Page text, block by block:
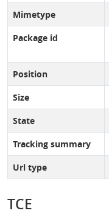
TCE
Mimetype
Package id
Position
Size
State
Tracking summary
Url type